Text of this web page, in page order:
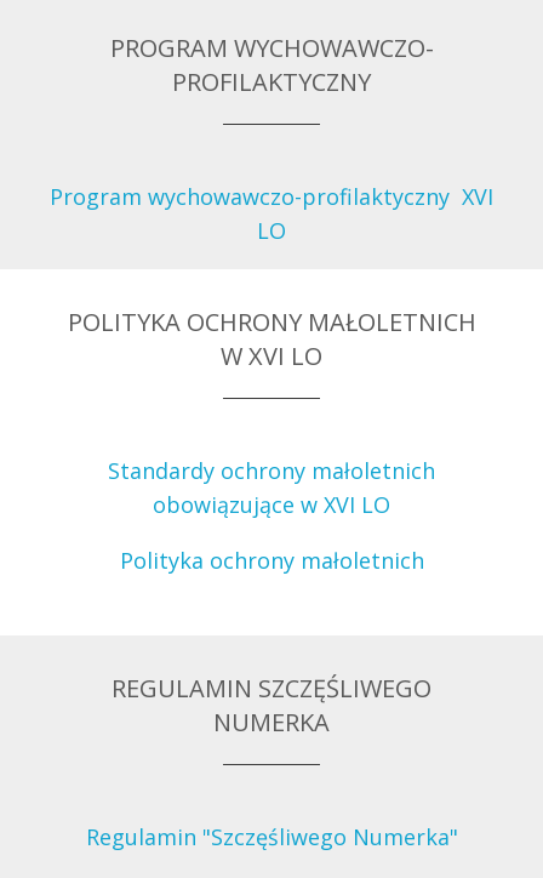
PROGRAM WYCHOWAWCZO-
PROFILAKTYCZNY
Program wychowawczo-profilaktyczny XVI
LO
POLITYKA OCHRONY MAŁOLETNICH
W XVI LO
Standardy ochrony małoletnich
obowiązujące w XVI LO
Polityka ochrony małoletnich
REGULAMIN SZCZĘŚLIWEGO
NUMERKA
Regulamin "Szczęśliwego Numerka"